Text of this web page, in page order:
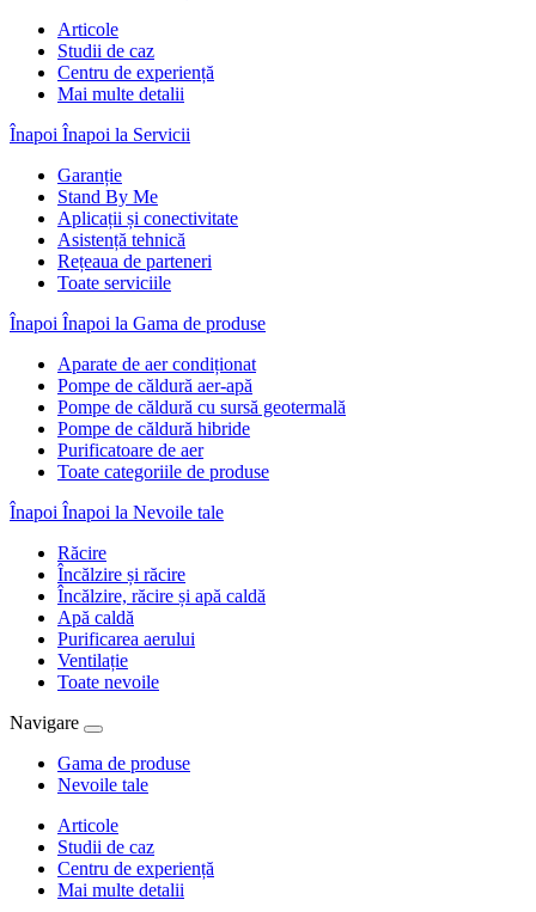
Articole
Studii de caz
Centru de experiență
Mai multe detalii
Înapoi Înapoi la Servicii
Garanție
Stand By Me
Aplicații și conectivitate
Asistență tehnică
Rețeaua de parteneri
Toate serviciile
Înapoi Înapoi la Gama de produse
Aparate de aer condiționat
Pompe de căldură aer-apă
Pompe de căldură cu sursă geotermală
Pompe de căldură hibride
Purificatoare de aer
Toate categoriile de produse
Înapoi Înapoi la Nevoile tale
Răcire
Încălzire și răcire
Încălzire, răcire și apă caldă
Apă caldă
Purificarea aerului
Ventilație
Toate nevoile
Navigare
Gama de produse
Nevoile tale
Articole
Studii de caz
Centru de experiență
Mai multe detalii